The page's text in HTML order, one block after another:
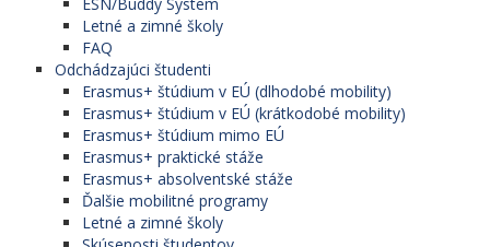
Letné a zimné školy
FAQ
Odchádzajúci študenti
Erasmus+ štúdium v EÚ (dlhodobé mobility)
Erasmus+ štúdium v EÚ (krátkodobé mobility)
Erasmus+ štúdium mimo EÚ
Erasmus+ praktické stáže
Erasmus+ absolventské stáže
Ďalšie mobilitné programy
Letné a zimné školy